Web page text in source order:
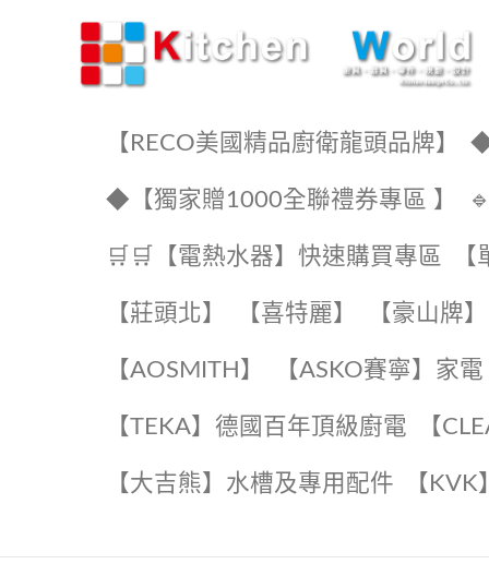
【RECO美國精品廚衛龍頭品牌】 ◆
◆【獨家贈1000全聯禮券專區 】
🛒🛒【電熱水器】快速購買專區
【莊頭北】 【喜特麗】 【豪山牌】
【AOSMITH】 【ASKO賽寧】家電
️【TEKA】️德國百年頂級廚電 【
【大吉熊】水槽及專用配件 【